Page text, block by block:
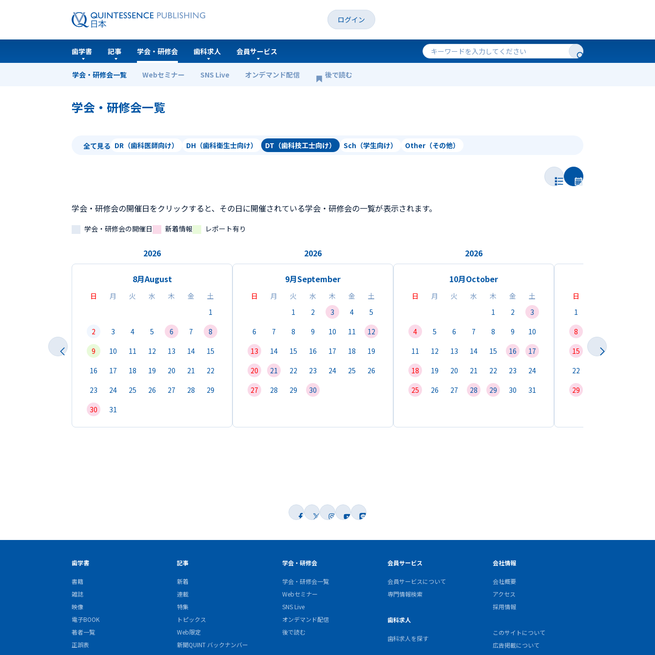
ログイン
歯学書 記事 学会・研修会
学会・研修会一覧 Webセミナー SNS Live オンデマンド配信 後で読む
歯科求人 会員サービス
ホーム 学会・研修会一覧
学会・研修会一覧
全て見る DR（歯科医師向け） DH（歯科衛生士向け） DT（歯科技工士向け） Sch（学生向け） Other（その他）
学会・研修会の開催日をクリックすると、その日に開催されている学会・研修会の一覧が表示されます。
学会・研修会の開催日 新着情報 レポート有り
2026
8月August
日 月 火 水 木 金
土
1
2
3 4 5 6 7
8
9
10 11 12 13 14
15
16
17 18 19 20 21
22
23
24 25 26 27 28
29
30
31
2026
9月September
日 月 火 水 木 金
土
1
2 3 4
5
6
7 8 9 10 11
12
13
14 15 16 17 18
19
20
21 22 23 24 25
26
27
28 29 30
2026
10月October
日 月 火 水 木 金
土
1
2
3
4
5 6 7 8 9
10
11
12 13 14 15 16
17
18
19 20 21 22 23
24
25
26 27 28 29 30 31
日
1
8
15
22
29
歯学書
書籍
雑誌
映像
電子BOOK
著者一覧
正誤表
記事
新着
連載
特集
トピックス
Web限定
新聞QUINT バックナンバー
学会・研修会
学会・研修会一覧
Webセミナー
SNS Live
オンデマンド配信
後で読む
会員サービス
会員サービスについて
専門情報検索
歯科求人
歯科求人を探す
会社情報
会社概要
アクセス
採用情報
このサイトについて
広告掲載について